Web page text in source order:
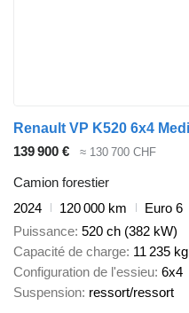
139 900 € ≈ 130 700 CHF
Camion forestier
2024
120 000 km
Euro 6
Puissance 520 ch (382 kW)
Capacité de charge 11 235 kg
Configuration de l'essieu 6x4
Suspension ressort/ressort